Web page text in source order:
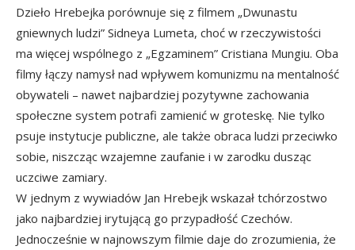
Dzieło Hrebejka porównuje się z filmem „Dwunastu
gniewnych ludzi” Sidneya Lumeta, choć w rzeczywistości
ma więcej wspólnego z „Egzaminem” Cristiana Mungiu. Oba
filmy łączy namysł nad wpływem komunizmu na mentalność
obywateli – nawet najbardziej pozytywne zachowania
społeczne system potrafi zamienić w groteskę. Nie tylko
psuje instytucje publiczne, ale także obraca ludzi przeciwko
sobie, niszcząc wzajemne zaufanie i w zarodku dusząc
uczciwe zamiary.
W jednym z wywiadów Jan Hrebejk wskazał tchórzostwo
jako najbardziej irytującą go przypadłość Czechów.
Jednocześnie w najnowszym filmie daje do zrozumienia, że